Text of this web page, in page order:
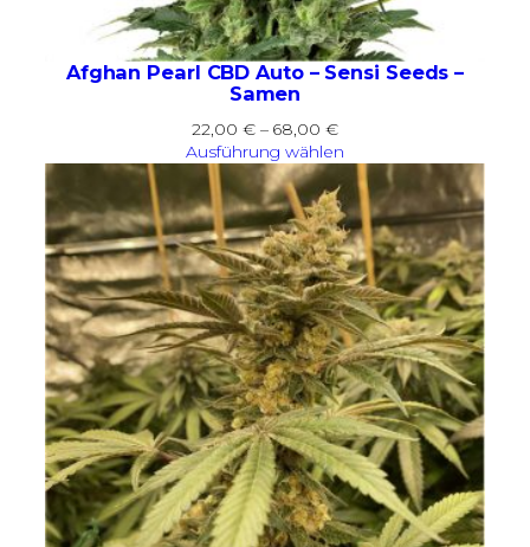
Afghan Pearl CBD Auto – Sensi Seeds –
Samen
22,00 € – 68,00 €Preisspanne:
22,00 €
bis
68,00 €
Ausführung wählen